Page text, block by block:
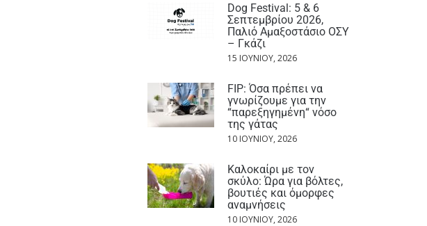
Dog Festival: 5 & 6
Σεπτεμβρίου 2026,
Παλιό Αμαξοστάσιο ΟΣΥ
– Γκάζι
15 ΙΟΥΝΊΟΥ, 2026
FIP: Όσα πρέπει να
γνωρίζουμε για την
“παρεξηγημένη“ νόσο
της γάτας
10 ΙΟΥΝΊΟΥ, 2026
Καλοκαίρι με τον
σκύλο: Ώρα για βόλτες,
βουτιές και όμορφες
αναμνήσεις
10 ΙΟΥΝΊΟΥ, 2026